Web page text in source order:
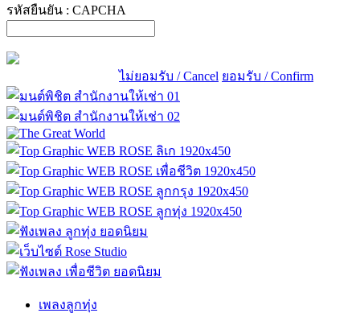
รหัสยืนยัน : CAPCHA
ไม่ยอมรับ / Cancel ยอมรับ / Confirm
เพลงลูกทุ่ง